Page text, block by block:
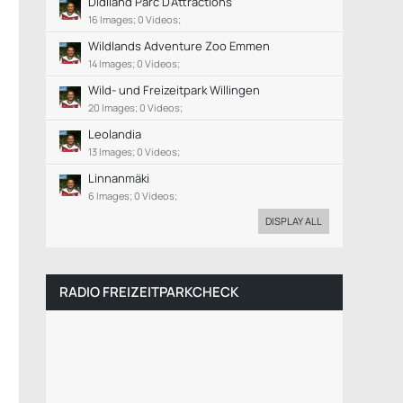
16 Images; 0 Videos;
Wildlands Adventure Zoo Emmen
14 Images; 0 Videos;
Wild- und Freizeitpark Willingen
20 Images; 0 Videos;
Leolandia
13 Images; 0 Videos;
Linnanmäki
6 Images; 0 Videos;
DISPLAY ALL
RADIO FREIZEITPARKCHECK